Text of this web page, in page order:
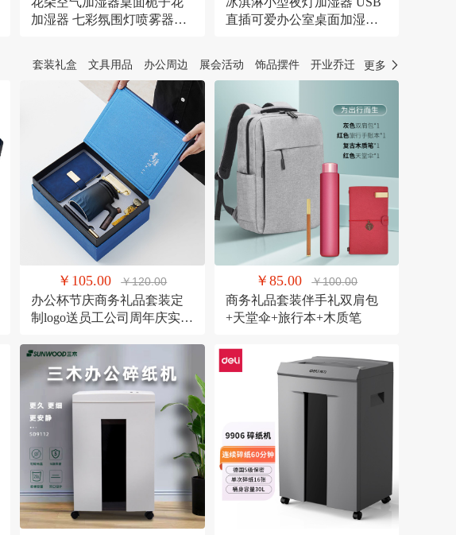
加湿器 七彩氛围灯喷雾器萌
直插可爱办公室桌面加湿器
套装礼盒 文具用品 办公周边 展会活动 饰品摆件 开业乔迁 更多
￥105.00 ￥120.00
办公杯节庆商务礼品套装定
制logo送员工公司周年庆实用
￥85.00 ￥100.00
商务礼品套装伴手礼双肩包
+天堂伞+旅行本+木质笔